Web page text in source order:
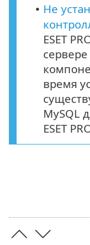
• Не
ESET
время
MySQL
ESET